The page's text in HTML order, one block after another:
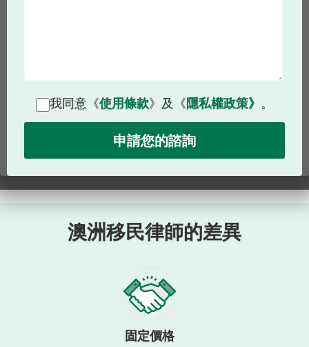
我同意《使用條款》及《隱私權政策》 。
澳洲移民律師的差異
固定價格